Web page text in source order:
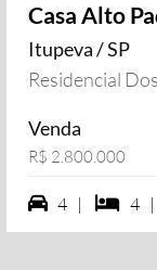
vídeo
Casa Alto
Itupeva / SP
Residencial
Venda
R$ 2.800.000
4 vagas na
4 | 4
4 |